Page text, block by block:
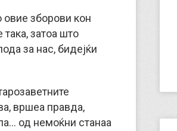
зборови кон
затоа што
за нас, бидејќи
вршеа правда,
од немоќни станаа